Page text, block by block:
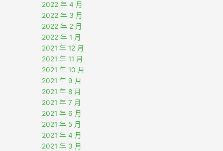
2022 年 4 月
2022 年 3 月
2022 年 2 月
2022 年 1 月
2021 年 12 月
2021 年 11 月
2021 年 10 月
2021 年 9 月
2021 年 8 月
2021 年 7 月
2021 年 6 月
2021 年 5 月
2021 年 4 月
2021 年 3 月